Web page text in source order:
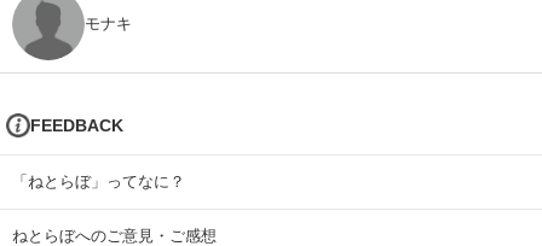
モナキ
FEEDBACK
「ねとらぼ」ってなに？
ねとらぼへのご意見・ご感想